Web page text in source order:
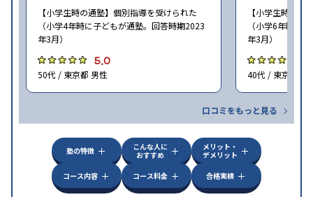
【小学生時の通塾】個別指導を受けられた
（小学4年時に子どもが通塾。回答時期2023
年3月）
5.0
50代 / 東京都 男性
【小学生時の通
（小学6年時に
年3月）
40代 / 東京都 男
口コミをもっと見る
塾の特徴
こんな人に
おすすめ
メリット・
デメリット
コース内容
コース料金 合格実績